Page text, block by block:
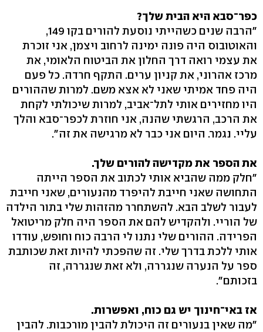
כפר־סבא היא הבית שלך?
"הרבה שנים כשהייתי נוסעת להורים בקו 149,
והאוטובוס היה פונה ימינה לרחוב ויצמן, אני זוכרת
את עצמי רואה דרך החלון את הביטוח הלאומי, את
מרכז אהרוני, את קניון ערים. התקף חרדה. כל פעם
היה פחד אמיתי שאני לא אצא משם. למרות שההורים
היו מחזירים אותי לתל־אביב, למרות שיכולתי לקחת
את הרכב, הרגשתי שהנה, אני חוזרת לכפר־סבא והלך
עליי. נגמר. היום אני כבר לא מרגישה את זה".
את הספר את מקדישה להורים שלך.
"חלק ממה שהביא אותי לכתוב את הספר הייתה
התחושה שאני חייבת להיפרד מהנעורים, שאני חייבת
לעבור לשלב הבא. להשתחרר מהזהות שלי בתור הילדה
של הוריי. ולהקדיש להם את הספר היה חלק מריטואל
הפרידה. ההורים שלי נתנו לי הרבה כוח וחופש, עודדו
אותי ללכת בדרך שלי. זה שהפכתי להיות זאת שכותבת
ספר על הנערה שנגררה, ולא זאת שנגררה, זה
בזכותם".
אז באי־חינוך יש גם כוח, ואפשרות.
"מה שאין בנעורים זה היכולת להבין מורכבות. להבין